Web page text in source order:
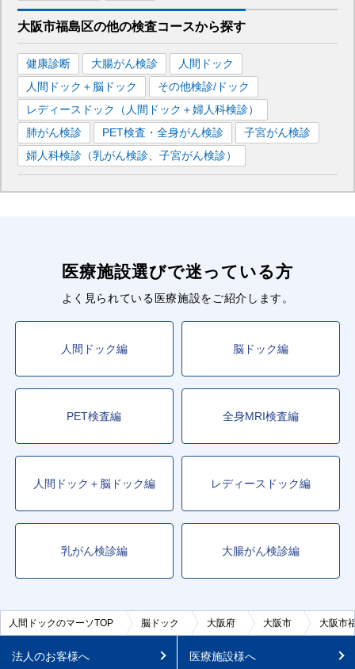
大阪市福島区の他の検査コースから探す
健康診断 大腸がん検診
人間ドック
人間ドック＋脳ドック
その他検診/ドック
レディースドック（人間ドック＋婦人科検診）
肺がん検診
PET検査・全身がん検診
子宮がん検診
婦人科検診（乳がん検診、子宮がん検診）
医療施設選びで迷っている方
よく見られている医療施設をご紹介します。
人間ドック編 脳ドック編
PET検査編 全身MRI検査編
人間ドック＋脳ドック編 レディースドック編
乳がん検診編 大腸がん検診編
人間ドックのマーソTOP 脳ドック 大阪府 大阪市 大阪市
法人のお客様へ 医療施設様へ